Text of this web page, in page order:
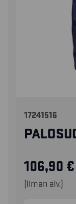
17241516
106,90 €
(Ilman alv.)